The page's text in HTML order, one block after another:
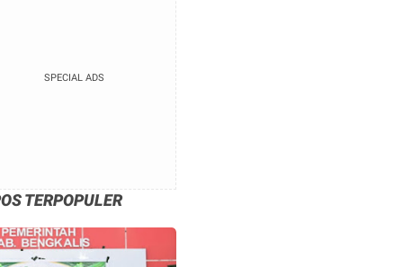
SPECIAL ADS
TERPOPULER